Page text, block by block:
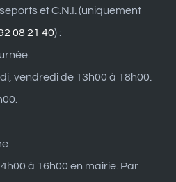
et C.N.I. (uniquement
08 21 40) :
vendredi de 13h00 à 18h00.
à 16h00 en mairie. Par